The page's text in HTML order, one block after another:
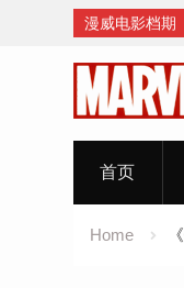
漫威电影档期
首页
Home